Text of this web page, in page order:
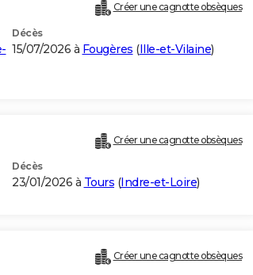
Créer une cagnotte obsèques
Décès
15/07/2026 à Fougères (Ille-et-Vilaine)
Créer une cagnotte obsèques
Décès
23/01/2026 à Tours (Indre-et-Loire)
Créer une cagnotte obsèques